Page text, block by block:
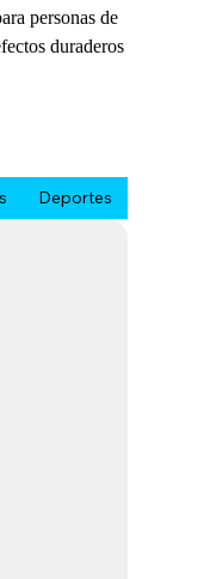
personas de
duraderos
Deportes